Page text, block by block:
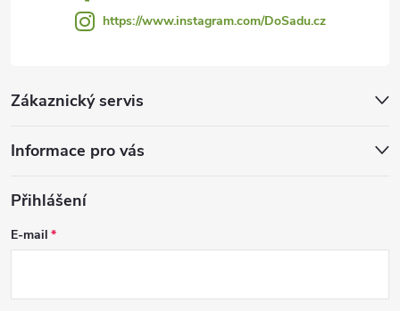
Zákaznický servis
Informace pro vás
https://www.instagram.com/DoSadu.cz
Přihlášení
E-mail